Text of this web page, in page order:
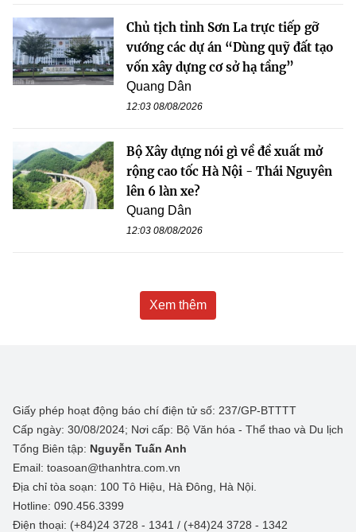
Chủ tịch tỉnh Sơn La trực tiếp gỡ
vướng các dự án “Dùng quỹ đất tạo
vốn xây dựng cơ sở hạ tầng”
Quang Dân
12:03 08/08/2026
Bộ Xây dựng nói gì về đề xuất mở
rộng cao tốc Hà Nội - Thái Nguyên
lên 6 làn xe?
Quang Dân
12:03 08/08/2026
Xem thêm
Giấy phép hoạt động báo chí điện tử số: 237/GP-BTTTT
Cấp ngày: 30/08/2024; Nơi cấp: Bộ Văn hóa - Thể thao và Du lịch
Tổng Biên tập: Nguyễn Tuấn Anh
Email: toasoan@thanhtra.com.vn
Địa chỉ tòa soạn: 100 Tô Hiệu, Hà Đông, Hà Nội.
Hotline: 090.456.3399
Điện thoại: (+84)24 3728 - 1341 / (+84)24 3728 - 1342